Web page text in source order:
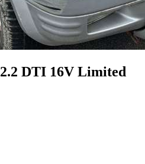
2.2 DTI 16V Limited